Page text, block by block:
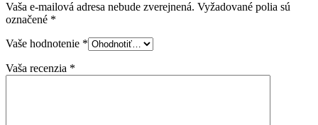
Vaša e-mailová adresa nebude zverejnená. Vyžadované polia sú
označené *
Vaše hodnotenie *
Vaša recenzia *